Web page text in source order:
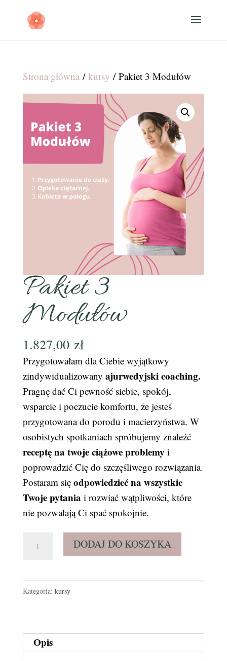
Strona główna/ kursy / Pakiet 3 Modułów
Pakiet 3
Modułów
1.827,00 zł
Przygotowałam dla Ciebie wyjątkowy
zindywidualizowany ajurwedyjski coaching.
Pragnę dać Ci pewność siebie, spokój,
wsparcie i poczucie komfortu, że jesteś
przygotowana do porodu i macierzyństwa. W
osobistych spotkaniach spróbujemy znaleźć
receptę na twoje ciążowe problemy i
poprowadzić Cię do szczęśliwego rozwiązania.
Postaram się odpowiedzieć na wszystkie
Twoje pytania i rozwiać wątpliwości, które
nie pozwalają Ci spać spokojnie.
DODAJ DO KOSZYKA
Kategoria: kursy
Opis